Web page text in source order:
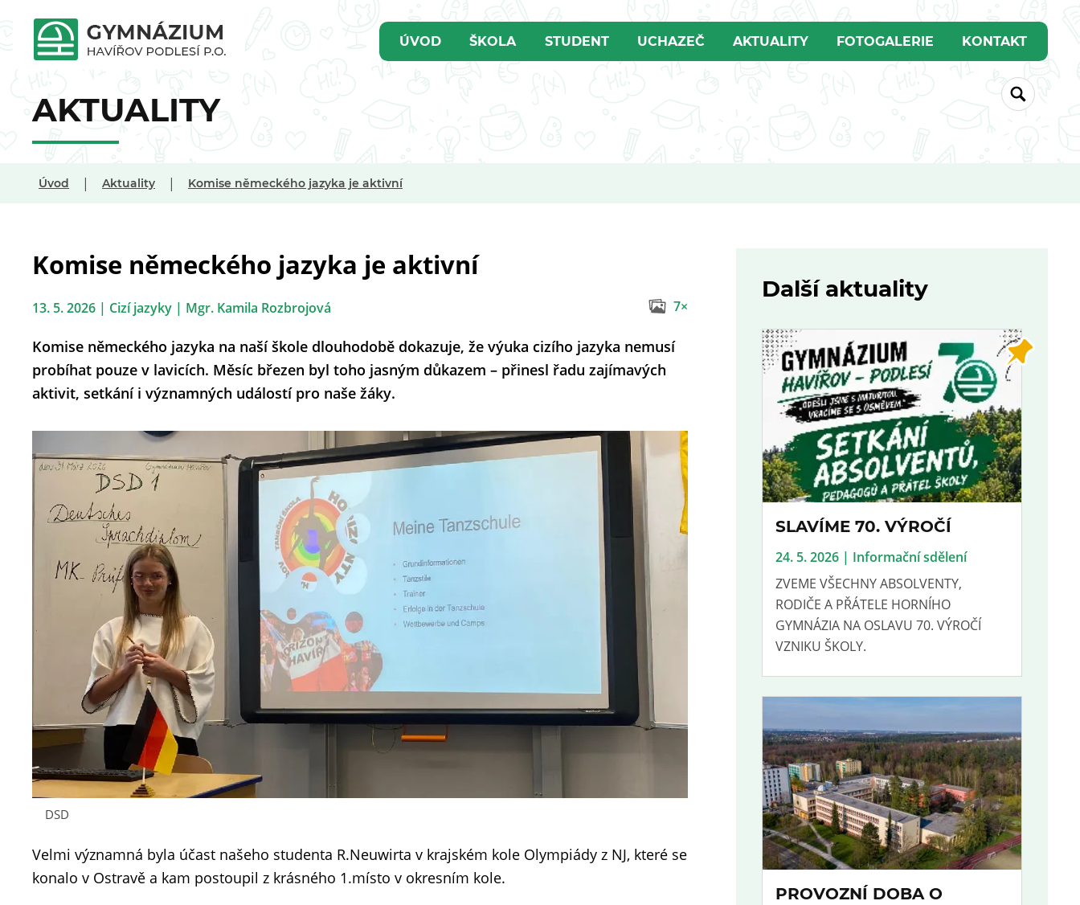
ÚVOD ŠKOLA STUDENT UCHAZEČ AKTUALITY FOTOGALERIE KONTAKT
AKTUALITY
Úvod | Aktuality | Komise německého jazyka je aktivní
Komise německého jazyka je aktivní
13. 5. 2026 | Cizí jazyky | Mgr. Kamila Rozbrojová 7×
Komise německého jazyka na naší škole dlouhodobě dokazuje, že výuka cizího jazyka nemusí
probíhat pouze v lavicích. Měsíc březen byl toho jasným důkazem – přinesl řadu zajímavých
aktivit, setkání i významných událostí pro naše žáky.
DSD
Velmi významná byla účast našeho studenta R.Neuwirta v krajském kole Olympiády z NJ, které se
konalo v Ostravě a kam postoupil z krásného 1.místo v okresním kole.
Další aktuality
SLAVÍME 70. VÝROČÍ
24. 5. 2026 | Informační sdělení
ZVEME VŠECHNY ABSOLVENTY,
RODIČE A PŘÁTELE HORNÍHO
GYMNÁZIA NA OSLAVU 70. VÝROČÍ
VZNIKU ŠKOLY.
PROVOZNÍ DOBA O